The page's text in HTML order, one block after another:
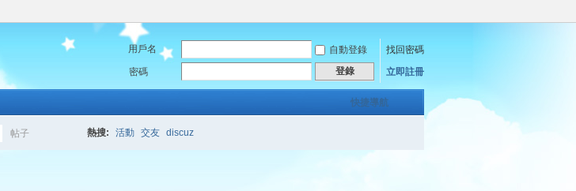
用戶名 自動登錄
找回密碼
密碼
登錄 立即註冊
快捷導航
帖子 熱搜: 活動 交友 discuz